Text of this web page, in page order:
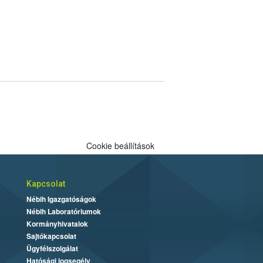
Cookie beállítások
Kapcsolat
Nébih Igazgatóságok
Nébih Laboratóriumok
Kormányhivatalok
Sajtókapcsolat
Ügyfélszolgálat
Hatósági jogsegély